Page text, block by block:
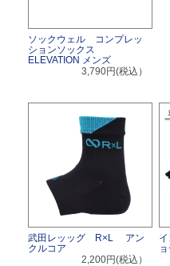
ソックウェル コンプレッ
ションソックス
ELEVATION メンズ
3,790円(税込）
武田レッッグ R×L アン
クルコア
2,200円(税込）